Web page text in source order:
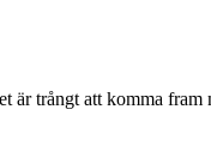
är trångt att komma fram